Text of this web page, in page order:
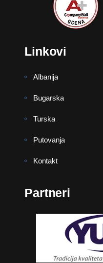
Linkovi
Albanija
Bugarska
Turska
Putovanja
Kontakt
Partneri